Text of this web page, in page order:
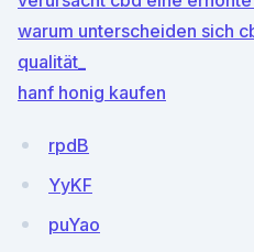
warum unterscheiden sich
qualität_
hanf honig kaufen
rpdB
YyKF
puYao